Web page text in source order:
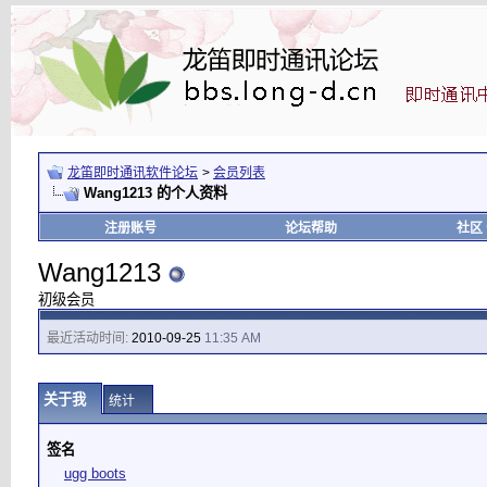
龙笛即时通讯软件论坛 > 会员列表
Wang1213 的个人资料
注册账号 论坛帮助 社区
Wang1213
初级会员
最近活动时间: 2010-09-25 11:35 AM
关于我 统计
签名
ugg boots